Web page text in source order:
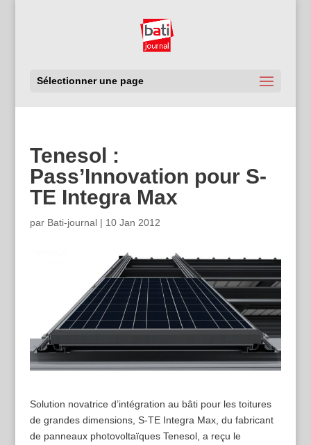
Sélectionner une page
Tenesol :
Pass’Innovation pour S-
TE Integra Max
par Bati-journal| 10 Jan 2012
Solution novatrice d’intégration au bâti pour les toitures
de grandes dimensions, S-TE Integra Max, du fabricant
de panneaux photovoltaïques Tenesol, a reçu le